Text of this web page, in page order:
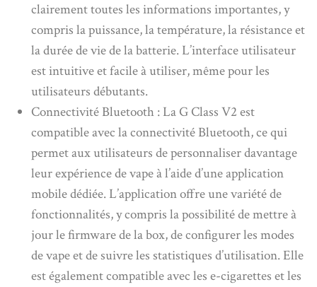
clairement toutes les informations importantes, y
compris la puissance, la température, la résistance et
la durée de vie de la batterie. L’interface utilisateur
est intuitive et facile à utiliser, même pour les
utilisateurs débutants.
Connectivité Bluetooth : La G Class V2 est
compatible avec la connectivité Bluetooth, ce qui
permet aux utilisateurs de personnaliser davantage
leur expérience de vape à l’aide d’une application
mobile dédiée. L’application offre une variété de
fonctionnalités, y compris la possibilité de mettre à
jour le firmware de la box, de configurer les modes
de vape et de suivre les statistiques d’utilisation. Elle
est également compatible avec les e-cigarettes et les